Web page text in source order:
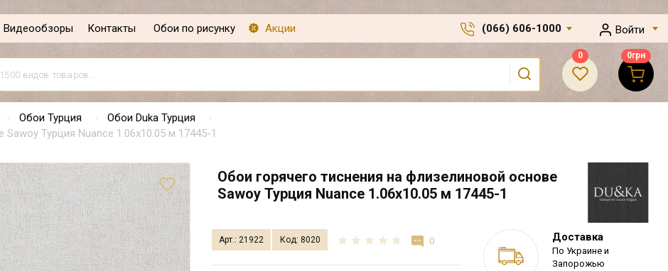
Видеообзоры Контакты Обои по рисунку Акции (066) 606-1000 Войти
0 0грн
Обои Турция
Обои Duka Турция
Турция Nuance 1.06х10.05 м 17445-1
Обои горячего тиснения на флизелиновой основе
Sawoy Турция Nuance 1.06х10.05 м 17445-1
Арт.: 21922 Код: 8020 0 Доставка
По Украине и
Запорожью